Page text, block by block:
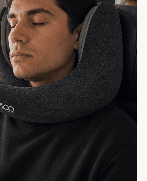
asientos de avión, bus y tren?
funciona en cualquier asiento
para trayectos largos donde necesitas
la maleta?
permite comprimirla ligeramente
se recomienda no mantenerla
periodos para preservar su forma.